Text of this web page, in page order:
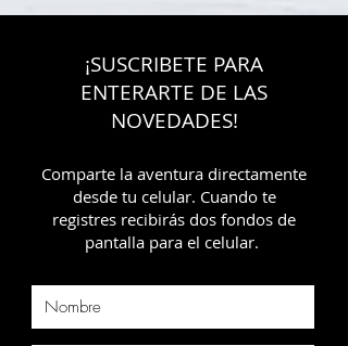
¡SUSCRIBETE PARA
ENTERARTE DE LAS
NOVEDADES!
Comparte la aventura directamente
desde tu celular. Cuando te
registres recibirás dos fondos de
pantalla para el celular.